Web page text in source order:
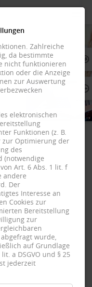
Tekkie Award live
Wir hatten die
Menschen
Ein besonderer
für die fantastische
an alle Gewinner!
Zahlreiche
da bestimmte
nicht funktionieren
oder die Anzeige
zur Auswertung
elektronischen
Funktionen (z. B.
zur Optimierung der
des
(notwendige
Art. 6 Abs. 1 lit. f
andere
Der
Interesse an
Cookies zur
Bereitstellung
zur
wurde,
auf Grundlage
a DSGVO und § 25
jederzeit
Produkte
Lösungen
Kontakt